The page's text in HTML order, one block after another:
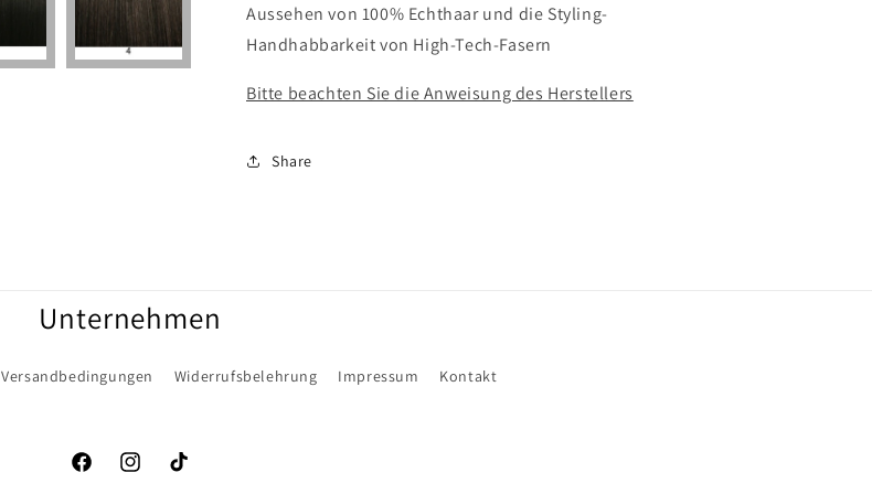
Aussehen von 100% Echthaar und die Styling-
Handhabbarkeit von High-Tech-Fasern
Bitte beachten Sie die Anweisung des Herstellers
Share
Unternehmen
Versandbedingungen Widerrufsbelehrung Impressum Kontakt
FacebookInstagramTikTok